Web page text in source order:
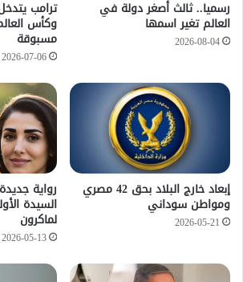
رسميا.. ثالث أصغر دولة في
العالم تغير اسمها
2026-08-04
ترامب
وكأس
مسبوقة
2026-07-06
إبعاد خارج البلاد بحق 42 مصري
ومواطن سوداني
2026-05-21
رواية
السيدة
لماكرون
2026-05-13